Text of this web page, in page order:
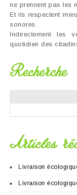
ne prennent pas les
Et ils respectent
sonores.
Indirectement les
quotidien des
Recherche
Articles
Livraison
Livraison